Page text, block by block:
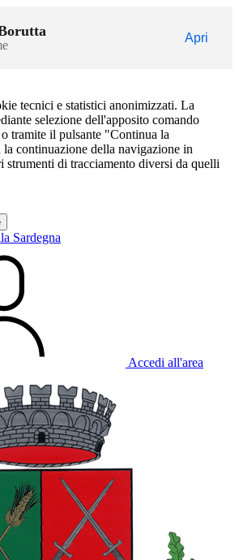
Apri
tecnici e statistici anonimizzati. La
selezione dell'apposito comando
tramite il pulsante "Continua la
continuazione della navigazione in
strumenti di tracciamento diversi da quelli
Sardegna
Accedi all'area